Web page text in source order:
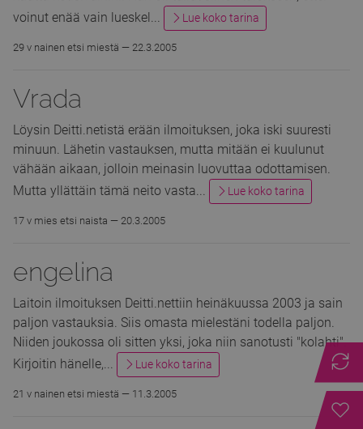
voinut enää vain lueskel...
Lue koko tarina
29 v nainen etsi miestä — 22.3.2005
Vrada
Löysin Deitti.netistä erään ilmoituksen, joka iski suuresti
minuun. Lähetin vastauksen, mutta mitään ei kuulunut
vähään aikaan, jolloin meinasin luovuttaa odottamisen.
Mutta yllättäin tämä neito vasta...
Lue koko tarina
17 v mies etsi naista — 20.3.2005
engelina
Laitoin ilmoituksen Deitti.nettiin heinäkuussa 2003 ja sain
paljon vastauksia. Siis omasta mielestäni todella paljon.
Niiden joukossa oli sitten yksi, joka niin sanotusti "kolahti".
Kirjoitin hänelle,...
Lue koko tarina
21 v nainen etsi miestä — 11.3.2005